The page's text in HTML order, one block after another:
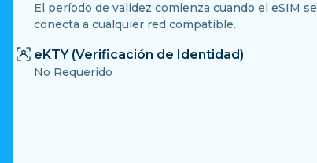
El período de validez comienza cuando el eSIM se
conecta a cualquier red compatible.
eKTY (Verificación de Identidad)
No Requerido